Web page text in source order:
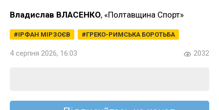
Владислав ВЛАСЕНКО, «Полтавщина Спорт»
ІРФАН МІРЗОЄВ ГРЕКО-РИМСЬКА БОРОТЬБА
4 серпня 2026, 16:03 2032